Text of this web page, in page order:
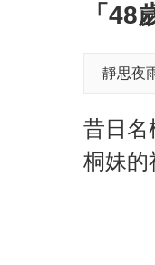
「
靜思夜
昔日名
桐妹的